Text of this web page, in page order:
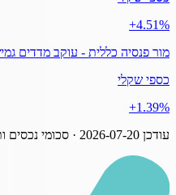
‎+4.51%
מור פנסיה כללית - עוקב מדדים
כספי שקלי
‎+1.39%
עודכן 2026-07-20 · סכומי נכסים